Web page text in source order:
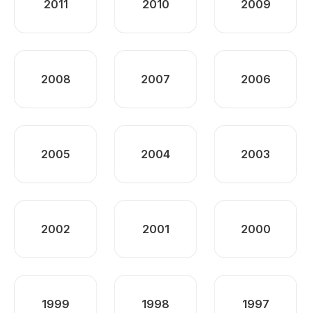
2011 2010 2009
2008 2007 2006
2005 2004 2003
2002 2001 2000
1999 1998 1997